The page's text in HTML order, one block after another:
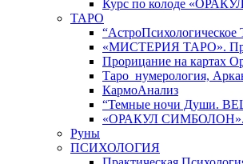
Курс по колоде
ТАРО
“АстроПсихологическое
«МИСТЕРИЯ ТАРО».
Прорицание на картах
Таро_нумерология,
КармоАнализ
“Темные ночи Души.
«ОРАКУЛ СИМБОЛОН».
Руны
ПСИХОЛОГИЯ